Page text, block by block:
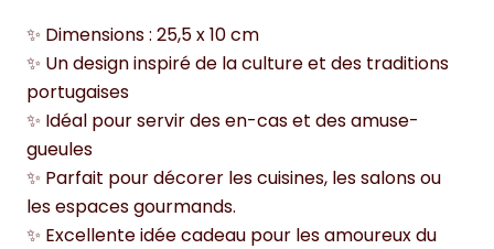
✨ Dimensions : 25,5 x 10 cm
✨ Un design inspiré de la culture et des traditions
portugaises
✨ Idéal pour servir des en-cas et des amuse-
gueules
✨ Parfait pour décorer les cuisines, les salons ou
les espaces gourmands.
✨ Excellente idée cadeau pour les amoureux du